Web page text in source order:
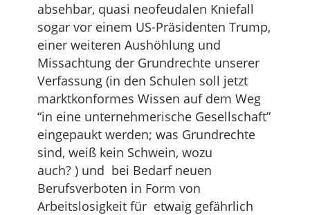
absehbar, quasi neofeudalen Kniefall
sogar vor einem US-Präsidenten Trump,
einer weiteren Aushöhlung und
Missachtung der Grundrechte unserer
Verfassung (in den Schulen soll jetzt
marktkonformes Wissen auf dem Weg
“in eine unternehmerische Gesellschaft”
eingepaukt werden; was Grundrechte
sind, weiß kein Schwein, wozu
auch? ) und bei Bedarf neuen
Berufsverboten in Form von
Arbeitslosigkeit für etwaig gefährlich